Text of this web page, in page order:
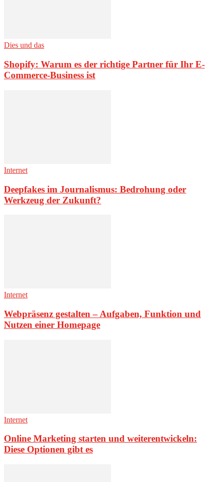
Dies und das
Shopify: Warum es der richtige Partner für Ihr E-
Commerce-Business ist
Internet
Deepfakes im Journalismus: Bedrohung oder
Werkzeug der Zukunft?
Internet
Webpräsenz gestalten – Aufgaben, Funktion und
Nutzen einer Homepage
Internet
Online Marketing starten und weiterentwickeln:
Diese Optionen gibt es